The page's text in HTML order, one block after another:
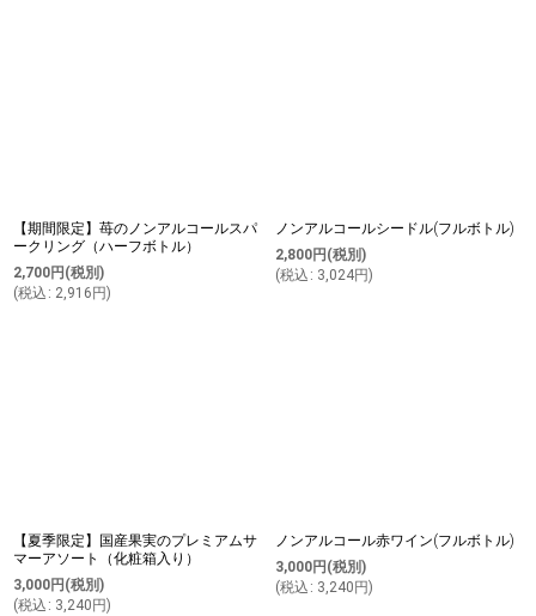
【期間限定】苺のノンアルコールスパ
ークリング（ハーフボトル）
2,700円 (税別)
(税込 : 2,916 円)
ノンアルコールシードル(フルボトル)
2,800円 (税別)
(税込 : 3,024円)
【夏季限定】国産果実のプレミアムサ
マーアソート（化粧箱入り）
3,000円 (税別)
(税込 : 3,240 円)
ノンアルコール赤ワイン(フルボトル)
3,000円 (税別)
(税込 : 3,240 円)